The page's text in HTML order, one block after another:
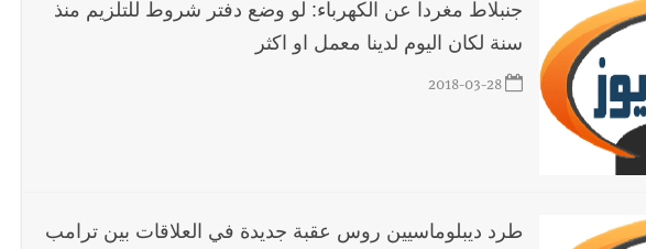
جنبلاط مغردا عن الكهرباء: لو وضع دفتر شروط للتلزيم منذ
سنة لكان اليوم لدينا معمل او اكثر
2018-03-28
طرد ديبلوماسيين روس عقبة جديدة في العلاقات بين ترامب